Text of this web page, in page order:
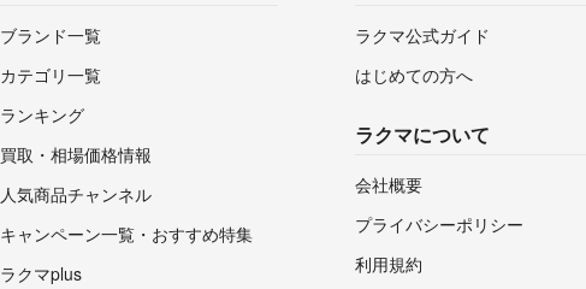
ブランド一覧
カテゴリ一覧
ランキング
買取・相場価格情報
人気商品チャンネル
キャンペーン一覧・おすすめ特集
ラクマplus
ラクマ公式ガイド
はじめての方へ
ラクマについて
会社概要
プライバシーポリシー
利用規約